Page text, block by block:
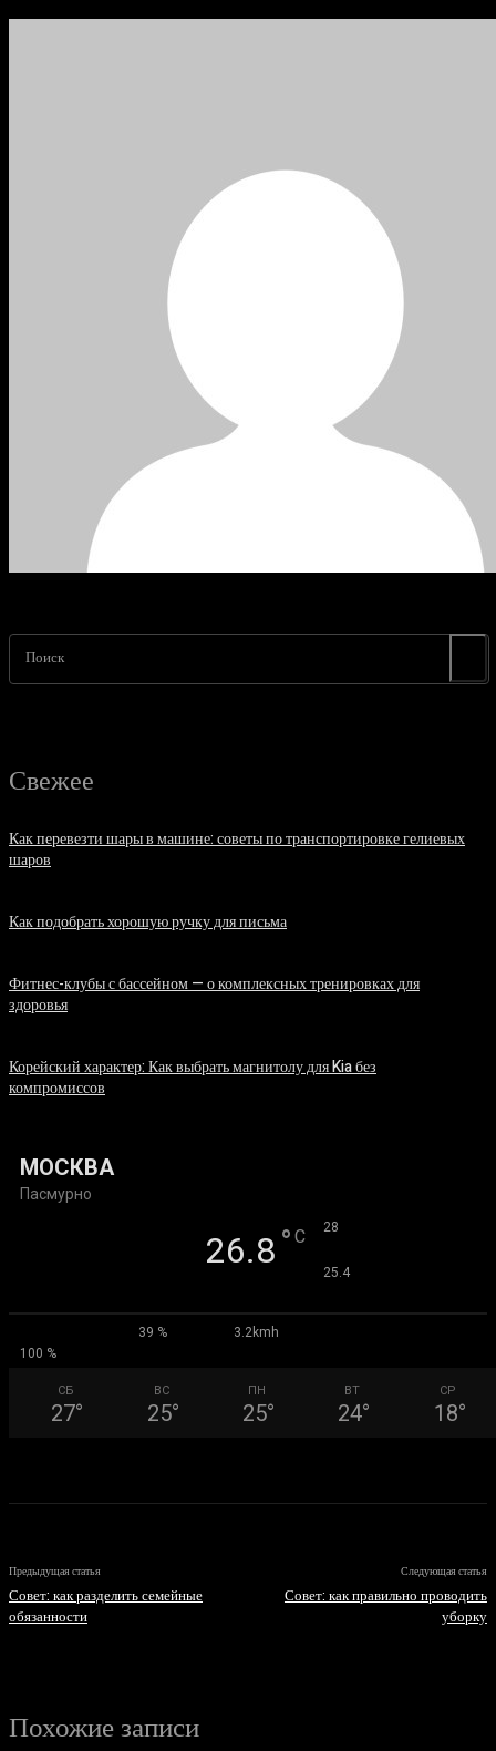
Поиск
Свежее
Как перевезти шары в машине: советы по транспортировке гелиевых
шаров
Как подобрать хорошую ручку для письма
Фитнес-клубы с бассейном — о комплексных тренировках для
здоровья
Корейский характер: Как выбрать магнитолу для Kia без
компромиссов
МОСКВА
Пасмурно
26.8 ° C 28
25.4
39 %
3.2kmh
100 %
СБ
27°
ВС
25°
ПН
25°
ВТ
24°
СР
18°
Предыдущая статья
Совет: как разделить семейные
обязанности
Следующая статья
Совет: как правильно проводить
уборку
Похожие записи